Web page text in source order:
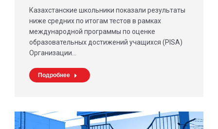
Казахстанские школьники показали результаты
ниже средних по итогам тестов в рамках
международной программы по оценке
образовательных достижений учащихся (PISA)
Организации…
Подробнее